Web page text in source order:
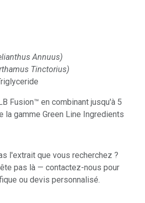
Annuus)
Tinctorius)
Fusion™ en combinant jusqu'à 5
la gamme Green Line Ingredients
l'extrait que vous recherchez ?
pas là — contactez-nous pour
ou devis personnalisé.